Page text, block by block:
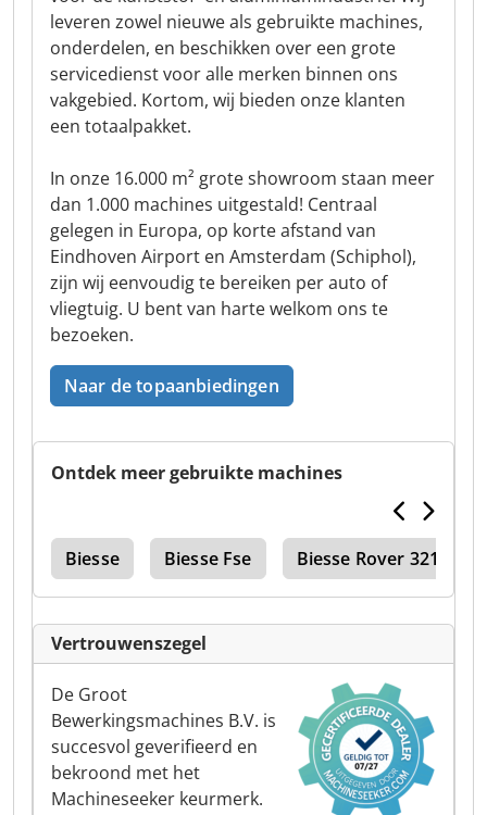
leveren zowel nieuwe als gebruikte machines,
onderdelen, en beschikken over een grote
servicedienst voor alle merken binnen ons
vakgebied. Kortom, wij bieden onze klanten
een totaalpakket.
In onze 16.000 m² grote showroom staan meer
dan 1.000 machines uitgestald! Centraal
gelegen in Europa, op korte afstand van
Eindhoven Airport en Amsterdam (Schiphol),
zijn wij eenvoudig te bereiken per auto of
vliegtuig. U bent van harte welkom ons te
bezoeken.
Naar de topaanbiedingen
Ontdek meer gebruikte machines
Biesse Biesse Fse Biesse Rover 321 R
Vertrouwenszegel
De Groot
Bewerkingsmachines B.V. is
succesvol geverifieerd en
bekroond met het
Machineseeker keurmerk.